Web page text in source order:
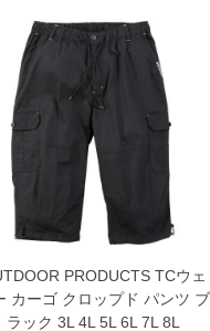
PRODUCTS TCウェ
カーゴ クロップド パンツ ブ
ラック 3L 4L 5L 6L 7L 8L